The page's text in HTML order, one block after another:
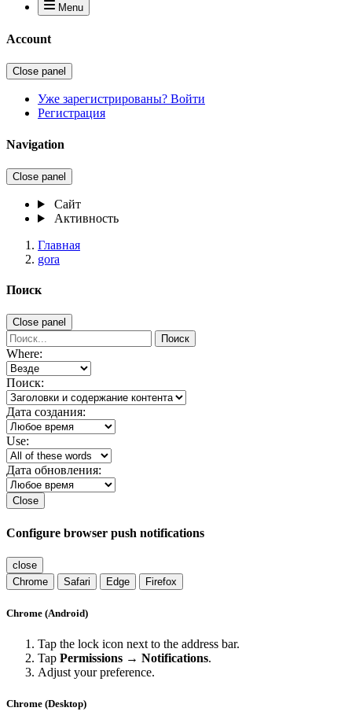
Menu
Account
Close panel
Уже зарегистрированы? Войти
Регистрация
Navigation
Close panel
Сайт
Активность
Главная
gora
Поиск
Close panel
Поиск
Where:
Поиск:
Дата создания:
Use:
Дата обновления:
Close
Configure browser push notifications
close
Chrome
Safari Edge Firefox
Chrome (Android)
Tap the lock icon next to the address bar.
Tap Permissions → Notifications.
Adjust your preference.
Chrome (Desktop)